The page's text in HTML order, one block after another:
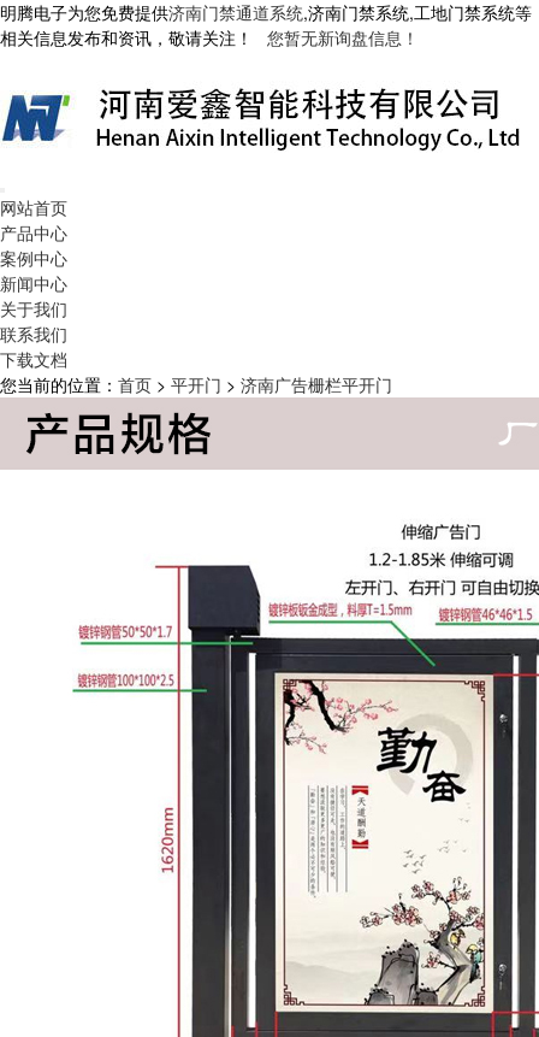
明腾电子为您免费提供济南门禁通道系统,济南门禁系统,工地门禁系统等
相关信息发布和资讯，敬请关注！ 您暂无新询盘信息！
网站首页
产品中心
案例中心
新闻中心
关于我们
联系我们
下载文档
您当前的位置： 首页 > 平开门 > 济南广告栅栏平开门